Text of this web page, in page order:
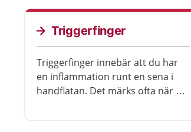
handen och fingrarnas funktion
och tillväxt.
Triggerfinger
Triggerfinger innebär att du har
en inflammation runt en sena i
handflatan. Det märks ofta när du